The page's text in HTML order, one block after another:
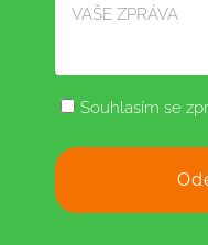
Souhlasím se